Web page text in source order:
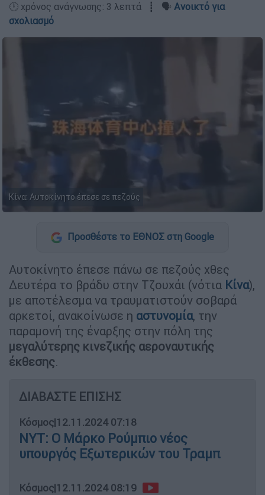
🕛 χρόνος ανάγνωσης: 3 λεπτά ┋ 🗣️ Ανοικτό για
σχολιασμό
Κίνα: Αυτοκίνητο έπεσε σε πεζούς
Προσθέστε το ΕΘΝΟΣ στη Google
Αυτοκίνητο έπεσε πάνω σε πεζούς χθες
Δευτέρα το βράδυ στην Τζουχάι (νότια Κίνα),
με αποτέλεσμα να τραυματιστούν σοβαρά
αρκετοί, ανακοίνωσε η αστυνομία, την
παραμονή της έναρξης στην πόλη της
μεγαλύτερης κινεζικής αεροναυτικής
έκθεσης.
ΔΙΑΒΑΣΤΕ ΕΠΙΣΗΣ
Κόσμος|12.11.2024 07:18
ΝΥΤ: Ο Μάρκο Ρούμπιο νέος
υπουργός Εξωτερικών του Τραμπ
Κόσμος|12.11.2024 08:19